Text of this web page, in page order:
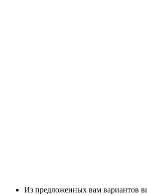
Из предложенных вам вариантов